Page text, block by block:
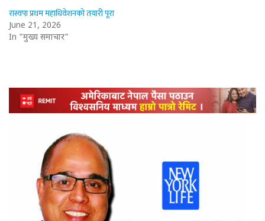
रास्वपा प्रथम महाधिवेशनको तयारी पूरा
June 21, 2026
In "मुख्य समाचार"